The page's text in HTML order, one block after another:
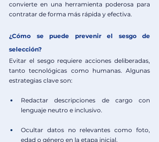
convierte en una herramienta poderosa para
contratar de forma más rápida y efectiva.
¿Cómo se puede prevenir el sesgo de
selección?
Evitar el sesgo requiere acciones deliberadas,
tanto tecnológicas como humanas. Algunas
estrategias clave son:
Redactar descripciones de cargo con
lenguaje neutro e inclusivo.
Ocultar datos no relevantes como foto,
edad o género en la etapa inicial.